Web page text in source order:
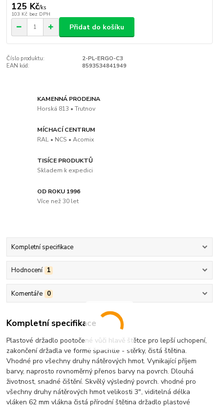
125 Kč/ks
103 Kč bez DPH
Přidat do košíku
Číslo produktu:
2-PL-ERGO-C3
EAN kód:
8593534841949
KAMENNÁ PRODEJNA
Horská 813 • Trutnov
MÍCHACÍ CENTRUM
RAL • NCS • Acomix
TISÍCE PRODUKTŮ
Skladem k expedici
OD ROKU 1996
Více než 30 let
Kompletní specifikace
Hodnocení 1
Komentáře 0
Kompletní specifikace
Plastové držadlo pootočené vůči hlavě štětce pro lepší uchopení,
zakončení držadla ve formě špachtle - stěrky, čistá štětina.
Vhodné pro všechny druhy nátěrových hmot. Vynikající příjem
barvy, naprosto rovnoměrný přenos barvy na povrch. Dlouhá
životnost, snadné čištění. Skvělý výsledný povrch. vhodné pro
všechny druhy nátěrových hmot velikosti 3", viditelná délka
vláken 62 mm vlákna čistá přírodní štětina držadlo plastové